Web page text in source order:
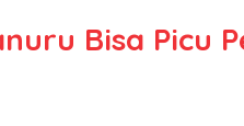
Bisa Picu